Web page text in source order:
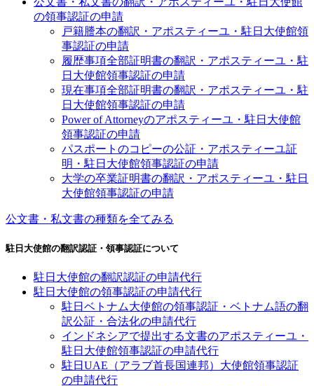
の領事認証の申請
戸籍謄本の翻訳・アポスティーユ・駐日大使館領
事認証の申請
履歴事項全部証明書の翻訳・アポスティーユ・駐
日大使館領事認証の申請
現在事項全部証明書の翻訳・アポスティーユ・駐
日大使館領事認証の申請
Power of Attorneyのアポスティーユ・駐日大使館
領事認証の申請
パスポートのコピーの公証・アポスティーユ証
明・駐日大使館領事認証の申請
大学の卒業証明書の翻訳・アポスティーユ・駐日
大使館領事認証の申請
公文書・私文書の種類を全てみる
駐日大使館の翻訳認証・領事認証について
駐日大使館の翻訳認証の申請代行
駐日大使館の領事認証の申請代行
駐日ベトナム大使館の領事認証・ベトナム語の翻
訳公証・合法化の申請代行
インドネシアで提出する文書のアポスティーユ・
駐日大使館領事認証の申請代行
駐日UAE（アラブ首長国連邦）大使館領事認証
の申請代行